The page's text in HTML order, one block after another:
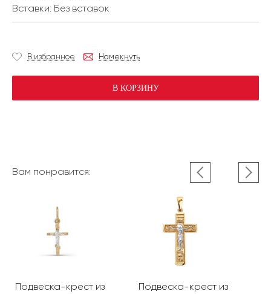
Вставки: Без вставок
В избранное Намекнуть
В КОРЗИНУ
Вам понравится:
Подвеска-крест из
Подвеска-крест из